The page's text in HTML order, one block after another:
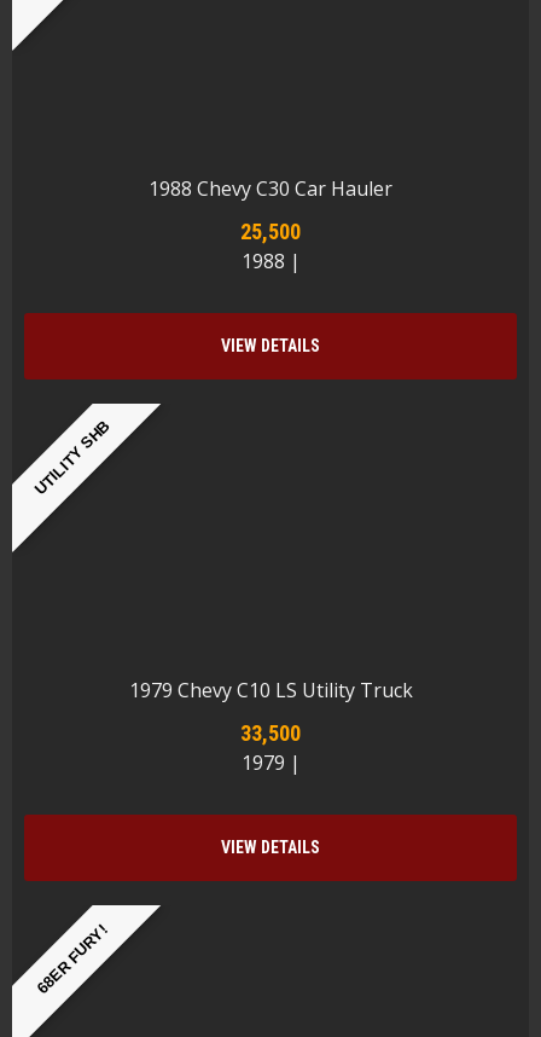
1988 Chevy C30 Car Hauler
25,500
1988 |
VIEW DETAILS
UTILITY SHB
1979 Chevy C10 LS Utility Truck
33,500
1979 |
VIEW DETAILS
68ER FURY!